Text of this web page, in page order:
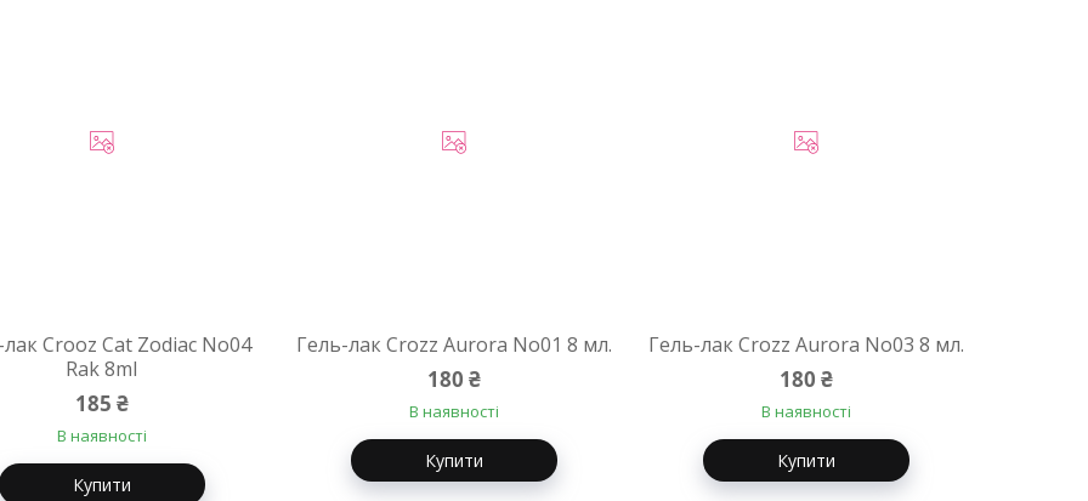
Crooz Cat Zodiac No04
Rak 8ml
185 ₴
В наявності
Купити
Гель-лак Crozz Aurora No01 8 мл.
180 ₴
В наявності
Купити
Гель-лак Crozz Aurora No03 8 мл.
180 ₴
В наявності
Купити